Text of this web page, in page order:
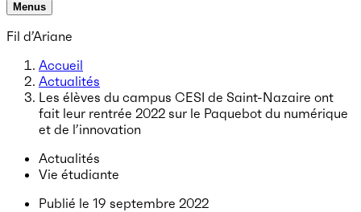
Menus
Fil d’Ariane
Accueil
Actualités
Les élèves du campus CESI de Saint-Nazaire ont
fait leur rentrée 2022 sur le Paquebot du numérique
et de l’innovation
Actualités
Vie étudiante
Publié le 19 septembre 2022